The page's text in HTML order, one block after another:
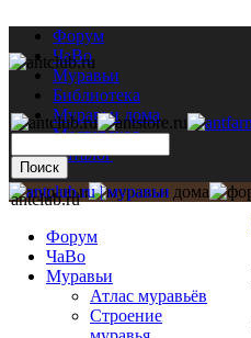
Форум
ЧаВо
Муравьи
Библиотека
Муравьи дома
Мастерская
Каталог
antclub.ru
Форум
ЧаВо
Муравьи
Атлас муравьёв
Строение